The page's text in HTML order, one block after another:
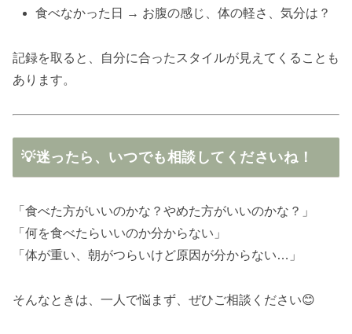
食べなかった日 → お腹の感じ、体の軽さ、気分は？
記録を取ると、自分に合ったスタイルが見えてくることも
あります。
💡迷ったら、いつでも相談してくださいね！
「食べた方がいいのかな？やめた方がいいのかな？」
「何を食べたらいいのか分からない」
「体が重い、朝がつらいけど原因が分からない…」
そんなときは、一人で悩まず、ぜひご相談ください😊